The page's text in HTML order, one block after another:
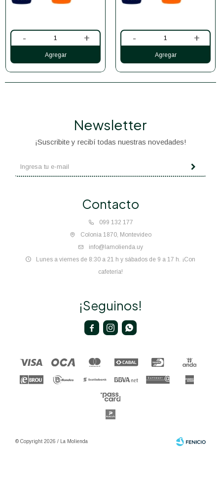
- + - +
Contacto
099 132 177
Colonia 1870, Montevideo
info@lamolienda.uy
Lunes a viernes de 8:30 a 21 h y sábados de 9 a 17 h. ¡Con
cafetería!
Newsletter
¡Suscribite y recibí todas nuestras novedades!
¡Seguinos!
  
© Copyright 2026 / La Molienda